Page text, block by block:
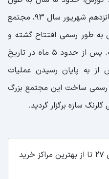
سینمایی کورش
کورش
خرید کورش
انجامیده و سرانجام در تاریخ شانزدهم شهریور سال 93، مجتمع
به طور رسمی افتتاح گشته و
به سرعت بین مردم شهرت یافت. پس از حدود 5 ماه در تاریخ
سال 1393 و پس از به پایان رسیدن عملیات
رسمی ساخت این مجتمع بزرگ
سازه برگزار گردید.
- معرفی 27 تا از بهترین مراکز خرید